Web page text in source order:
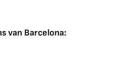
van Barcelona: